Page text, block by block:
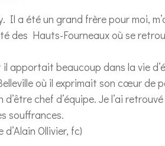
Il a été un grand frère pour moi,
des Hauts-Fourneaux où se
apportait beaucoup dans la vie
où il exprimait son cœur de
chef d’équipe. Je l’ai
souffrances.
Ollivier, fc)